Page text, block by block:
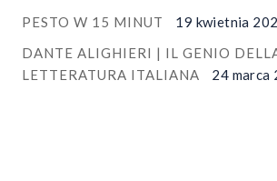
PESTO W 15 MINUT
19 kwietnia
DANTE ALIGHIERI | IL GENIO
LETTERATURA ITALIANA
24 marca